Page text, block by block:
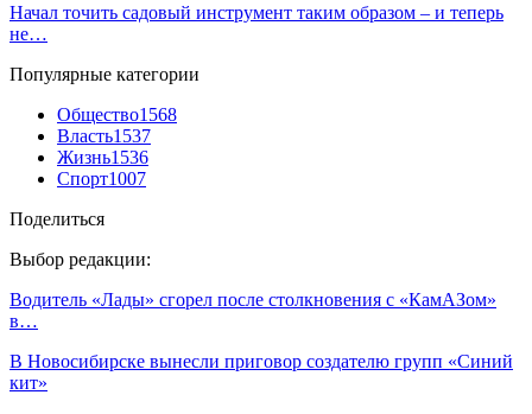
Начал точить садовый инструмент таким образом – и теперь
не…
Популярные категории
Общество1568
Власть1537
Жизнь1536
Спорт1007
Поделиться
Выбор редакции:
Водитель «Лады» сгорел после столкновения с «КамАЗом»
в…
В Новосибирске вынесли приговор создателю групп «Синий
кит»